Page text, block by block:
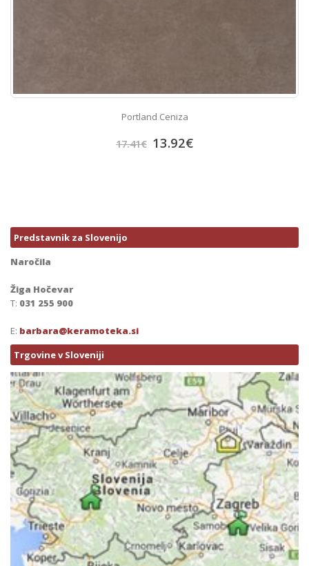
Portland Ceniza
17.41€ 13.92€
Predstavnik za Slovenijo
Naročila
Žiga Hočevar
T: 031 255 900
E: barbara@keramoteka.si
Trgovine v Sloveniji